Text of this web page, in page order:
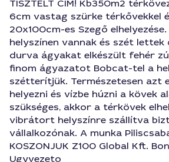
TISZTELT CIM! Kb350m2
6cm vastag szürke térkővekkel
20x100cm-es Szegő
helyszínen vannak és szét lettek
durva ágyakat elkészült fehér
finom ágyazatot Bobcat-tel a
szétterítjük. Természetesen azt
helyezni és vízbe húzni a kövek
szükséges, akkor a térkövek
vibrátort helyszínre szállítva
vállalkozónak. A munka
KOSZONJUK Z100 Global Kft.
Ugyvezeto